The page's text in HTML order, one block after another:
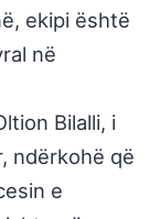
ekipi është
në
Bilalli, i
ndërkohë që
e